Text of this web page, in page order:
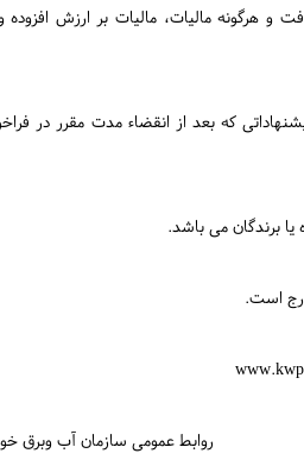
و هرگونه مالیات، مالیات بر ارزش
که بعد از انقضاء مدت مقرر در
آب وبرق